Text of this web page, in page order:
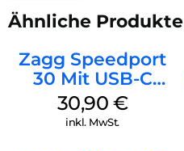
Ähnliche Produkte
Zagg Speedport
30 Mit USB-C
Kabel Weiß
30,90 €
inkl. MwSt.